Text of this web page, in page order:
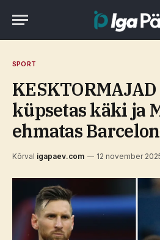
SPORT
küpsetas käki ja
ehmatas
Kõrval igapaev.com 12 november